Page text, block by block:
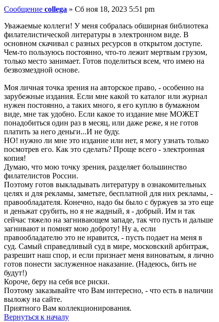
Сообщение collega » Сб ноя 18, 2023 5:51 pm
Уважаемые коллеги! У меня собралась обширная библиотека
филателистической литературы в электронном виде. В
основном скачивал с разных ресурсов в открытом доступе.
Чем-то пользуюсь постоянно, что-то лежит мертвым грузом,
только место занимает. Готов поделиться всем, что имею на
безвозмездной основе.
Моя личная точка зрения на авторское право, - особенно на
зарубежные издания. Если мне какой то каталог или журнал
нужен постоянно, а таких много, я его куплю в бумажном
виде, мне так удобно. Если какое то издание мне МОЖЕТ
понадобиться один раз в месяц, или даже реже, я не готов
платить за него деньги...И не буду.
НО! нужно ли мне это издание или нет, я могу узнать только
посмотрев его. Как это сделать? Проще всего - электронная
копия!
Думаю, что мою точку зрения, разделяет большинство
филателистов России.
Поэтому готов выкладывать литературу в ознакомительных
целях и для рекламы, заметьте, бесплатной для них рекламы, -
правообладателя. Конечно, надо бы было с буржуев за это еще
и деньжат срубить, но я не жадный, я - добрый. Им и так
сейчас тяжело на загнивающем западе, так что пусть и дальше
загнивают и помнят мою доброту! Ну а, если
правообладателю это не нравится, - пусть подает на меня в
суд. Самый справедливый суд в мире, московский арбитраж,
разрешит наш спор, и если признает меня виноватым, я лично
готов понести заслуженное наказание. (Надеюсь, бить не
будут!)
Короче, беру на себя все риски.
Поэтому заказывайте что Вам интересно, - что есть в наличии
выложу на сайте.
Приятного Вам коллекционирования.
Вернуться к началу